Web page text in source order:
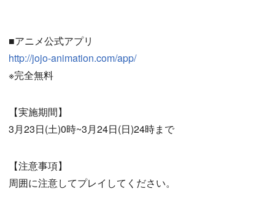
■アニメ公式アプリ
http://jojo-animation.com/app/
※完全無料
【実施期間】
3月23日(土)0時~3月24日(日)24時まで
【注意事項】
周囲に注意してプレイしてください。